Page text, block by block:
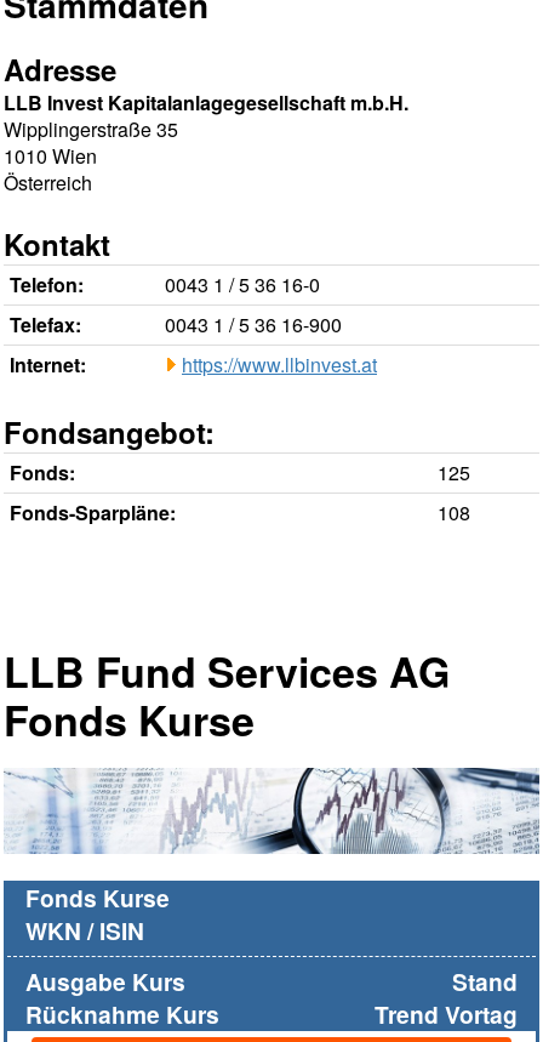
Adresse
LLB Invest Kapitalanlagegesellschaft m.b.H.
Wipplingerstraße 35
1010 Wien
Österreich
Kontakt
Telefon:
0043 1 / 5 36 16-0
Telefax:
0043 1 / 5 36 16-900
Internet:
https://www.llbinvest.at
Fondsangebot:
Fonds:
125
Fonds-Sparpläne:
108
LLB Fund Services AG
Fonds Kurse
Fonds Kurse
WKN / ISIN
Ausgabe Kurs
Rücknahme Kurs
Stand
Trend Vortag